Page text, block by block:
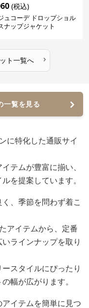
(税込)
ュコーデ ドロップショル
ナップジャケット
ト一覧へ ›
一覧を見る
に特化した通販サイ
テムが豊富に揃い、
を提案しています。
、季節を問わず着こ
アイテムから、定番
ラインナップを取り
スタイルにぴったり
幅が広がります。
イテムを簡単に見つ